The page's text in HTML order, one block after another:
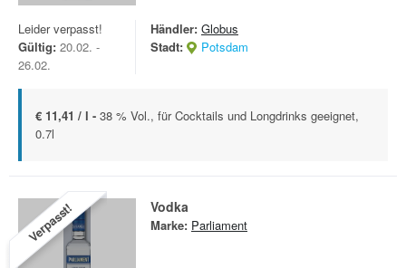
Leider verpasst!
Gültig: 20.02. -
26.02.
Händler: Globus
Stadt:
Potsdam
€ 11,41 / l - 38 % Vol., für Cocktails und Longdrinks geeignet,
0.7l
Verpasst! Vodka
Marke: Parliament